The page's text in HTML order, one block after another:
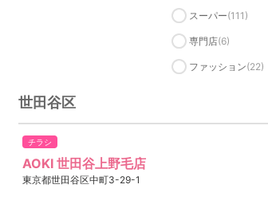
スーパー(111)
専門店(6)
ファッション(22)
世田谷区
チラシ
AOKI 世田谷上野毛店
東京都世田谷区中町3-29-1